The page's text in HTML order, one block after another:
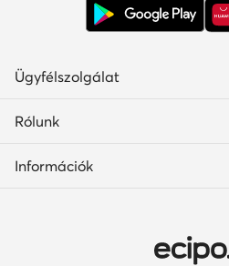
Ügyfélszolgálat
Rólunk
Információk